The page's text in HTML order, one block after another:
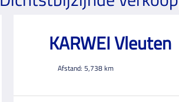
KARWEI Vleuten
Afstand: 5,738km